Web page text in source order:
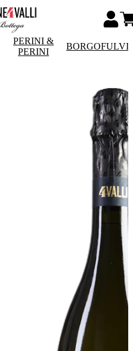
PERINI &
PERINI